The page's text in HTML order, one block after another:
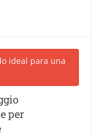
per